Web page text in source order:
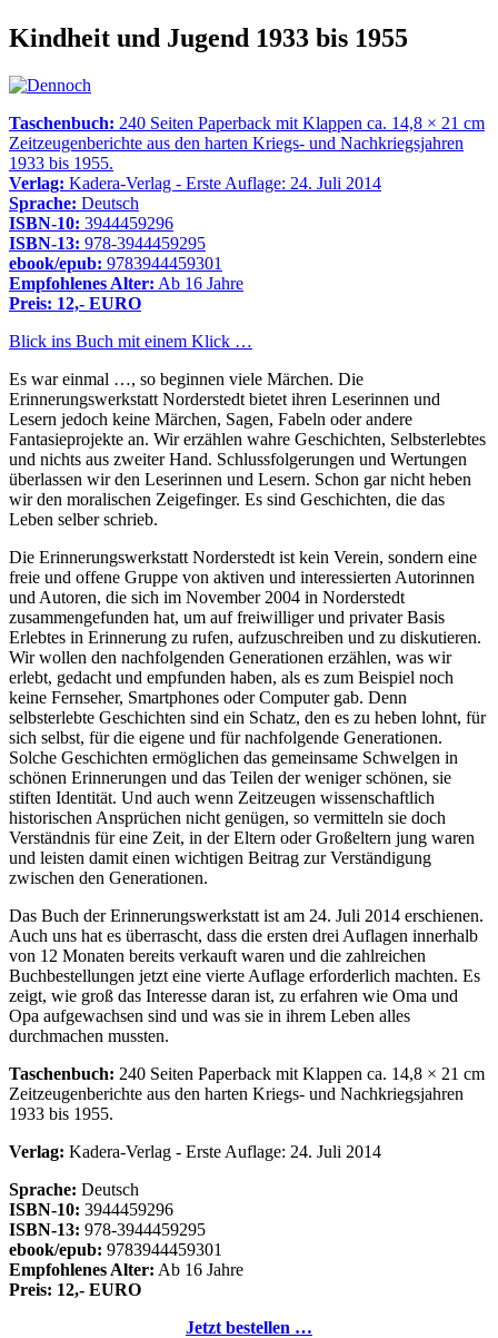
Kindheit und Jugend 1933 bis 1955
Taschenbuch: 240 Seiten Paperback mit Klappen ca. 14,8 × 21 cm
Zeitzeugenberichte aus den harten Kriegs- und Nachkriegsjahren
1933 bis 1955.
Verlag: Kadera-Verlag - Erste Auflage: 24. Juli 2014
Sprache: Deutsch
ISBN-10: 3944459296
ISBN-13: 978-3944459295
ebook/epub: 9783944459301
Empfohlenes Alter: Ab 16 Jahre
Preis: 12,- EURO
Blick ins Buch mit einem Klick …
Es war einmal …, so beginnen viele Märchen. Die
Erinnerungswerkstatt Norderstedt bietet ihren Leserinnen und
Lesern jedoch keine Märchen, Sagen, Fabeln oder andere
Fantasieprojekte an. Wir erzählen wahre Geschichten, Selbsterlebtes
und nichts aus zweiter Hand. Schlussfolgerungen und Wertungen
überlassen wir den Leserinnen und Lesern. Schon gar nicht heben
wir den moralischen Zeigefinger. Es sind Geschichten, die das
Leben selber schrieb.
Die Erinnerungswerkstatt Norderstedt ist kein Verein, sondern eine
freie und offene Gruppe von aktiven und interessierten Autorinnen
und Autoren, die sich im November 2004 in Norderstedt
zusammengefunden hat, um auf freiwilliger und privater Basis
Erlebtes in Erinnerung zu rufen, aufzuschreiben und zu diskutieren.
Wir wollen den nachfolgenden Generationen erzählen, was wir
erlebt, gedacht und empfunden haben, als es zum Beispiel noch
keine Fernseher, Smartphones oder Computer gab. Denn
selbsterlebte Geschichten sind ein Schatz, den es zu heben lohnt, für
sich selbst, für die eigene und für nachfolgende Generationen.
Solche Geschichten ermöglichen das gemeinsame Schwelgen in
schönen Erinnerungen und das Teilen der weniger schönen, sie
stiften Identität. Und auch wenn Zeitzeugen wissenschaftlich
historischen Ansprüchen nicht genügen, so vermitteln sie doch
Verständnis für eine Zeit, in der Eltern oder Großeltern jung waren
und leisten damit einen wichtigen Beitrag zur Verständigung
zwischen den Generationen.
Das Buch der Erinnerungswerkstatt ist am 24. Juli 2014 erschienen.
Auch uns hat es überrascht, dass die ersten drei Auflagen innerhalb
von 12 Monaten bereits verkauft waren und die zahlreichen
Buchbestellungen jetzt eine vierte Auflage erforderlich machten. Es
zeigt, wie groß das Interesse daran ist, zu erfahren wie Oma und
Opa aufgewachsen sind und was sie in ihrem Leben alles
durchmachen mussten.
Taschenbuch: 240 Seiten Paperback mit Klappen ca. 14,8 × 21 cm
Zeitzeugenberichte aus den harten Kriegs- und Nachkriegsjahren
1933 bis 1955.
Verlag: Kadera-Verlag - Erste Auflage: 24. Juli 2014
Sprache: Deutsch
ISBN-10: 3944459296
ISBN-13: 978-3944459295
ebook/epub: 9783944459301
Empfohlenes Alter: Ab 16 Jahre
Preis: 12,- EURO
Jetzt bestellen …